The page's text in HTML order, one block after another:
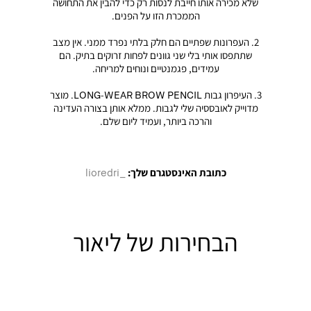
הממכרת הזו על הפנים.
2. העפרונות שפתיים הם חלק בלתי נפרד ממני. אין מצב
שתתפסו אותי בלי שני גוונים לפחות זרוקים בתיק. הם
עמידים, פגמנטיים ונוחים למריחה.
3. העיפרון גבות LONG-WEAR BROW PENCIL. מוצר
מדוייק לאובססיה שלי לגבות. ממלא אותן בצורה העדינה
והרכה ביותר, ועמיד ליום שלם.
כתובת האינסטגרם שלך:
הבחירות של ליאור